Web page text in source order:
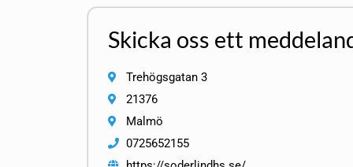
Skicka oss ett
Trehögsgatan 3
21376
Malmö
0725652155